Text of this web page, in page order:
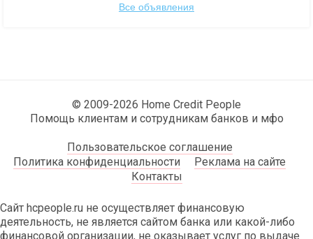
Все объявления
© 2009-2026 Home Credit People
Помощь клиентам и сотрудникам банков и мфо
Пользовательское соглашение
Политика конфиденциальности
Реклама на сайте
Контакты
Сайт hcpeople.ru не осуществляет финансовую
деятельность, не является сайтом банка или какой-либо
финансовой организации, не оказывает услуг по выдаче